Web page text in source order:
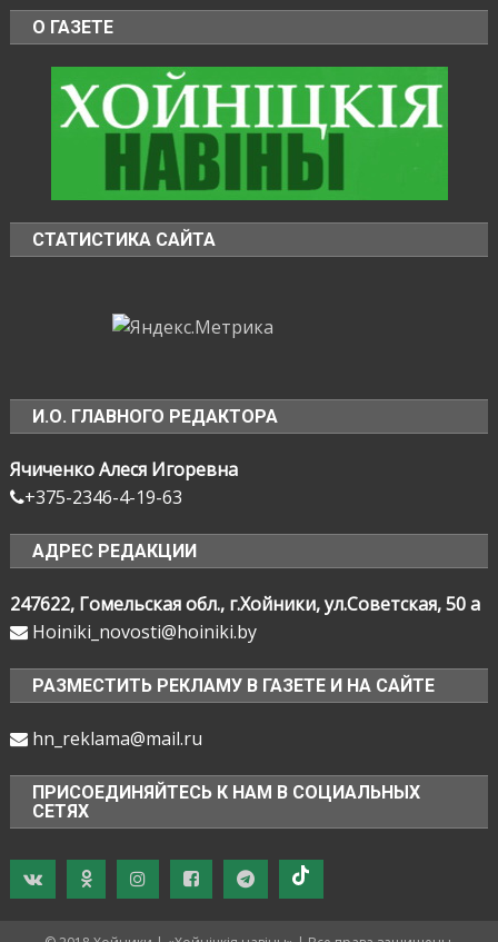
О ГАЗЕТЕ
СТАТИСТИКА САЙТА
И.О. ГЛАВНОГО РЕДАКТОРА
Ячиченко Алеся Игоревна
+375-2346-4-19-63
АДРЕС РЕДАКЦИИ
247622, Гомельская обл., г.Хойники, ул.Советская, 50 а
Hoiniki_novosti@hoiniki.by
РАЗМЕСТИТЬ РЕКЛАМУ В ГАЗЕТЕ И НА САЙТЕ
hn_reklama@mail.ru
ПРИСОЕДИНЯЙТЕСЬ К НАМ В СОЦИАЛЬНЫХ
СЕТЯХ